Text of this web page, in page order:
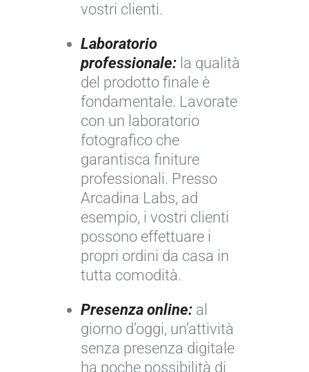
vostri clienti.
Laboratorio
professionale: la qualità
del prodotto finale è
fondamentale. Lavorate
con un laboratorio
fotografico che
garantisca finiture
professionali. Presso
Arcadina Labs, ad
esempio, i vostri clienti
possono effettuare i
propri ordini da casa in
tutta comodità.
Presenza online: al
giorno d’oggi, un’attività
senza presenza digitale
ha poche possibilità di